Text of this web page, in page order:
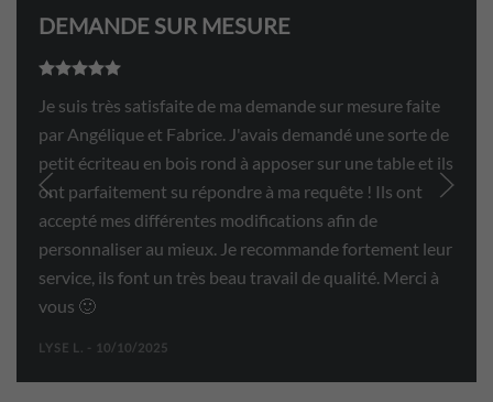
DEMANDE SUR MESURE
Je suis très satisfaite de ma demande sur mesure faite
par Angélique et Fabrice. J'avais demandé une sorte de
petit écriteau en bois rond à apposer sur une table et ils
ont parfaitement su répondre à ma requête ! Ils ont
accepté mes différentes modifications afin de
personnaliser au mieux. Je recommande fortement leur
service, ils font un très beau travail de qualité. Merci à
vous 🙂
LYSE L. - 10/10/2025